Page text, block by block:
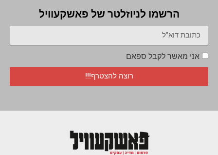
הרשמו לניוזלטר של פאשקעוויל
אני מאשר לקבל ספאם
רוצה להצטרף!!!